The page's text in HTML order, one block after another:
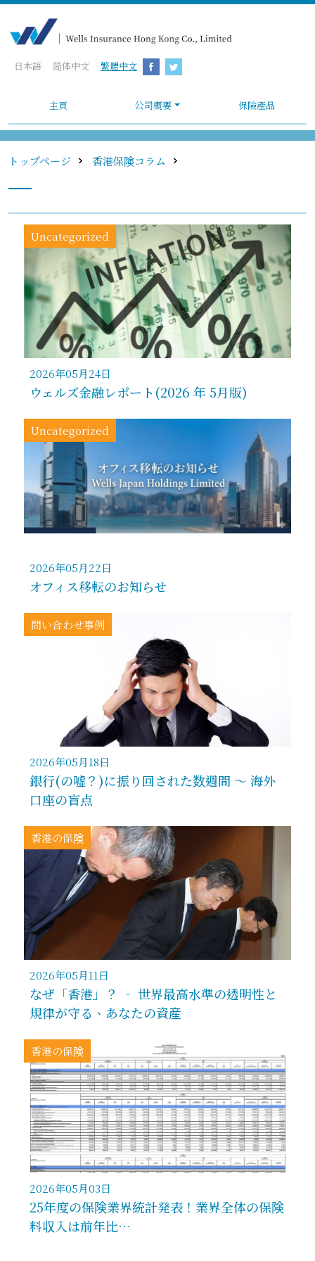
日本語 简体中文 繁體中文
主頁 公司概要 保險產品
トップページ 香港保険コラム
Uncategorized
2026年05月24日
ウェルズ金融レポート(2026 年 5月版)
Uncategorized
2026年05月22日
オフィス移転のお知らせ
問い合わせ事例
2026年05月18日
銀行(の嘘？)に振り回された数週間 ～ 海外
口座の盲点
香港の保険
2026年05月11日
なぜ「香港」？ ‐ 世界最高水準の透明性と
規律が守る、あなたの資産
香港の保険
2026年05月03日
25年度の保険業界統計発表！業界全体の保険
料収入は前年比…